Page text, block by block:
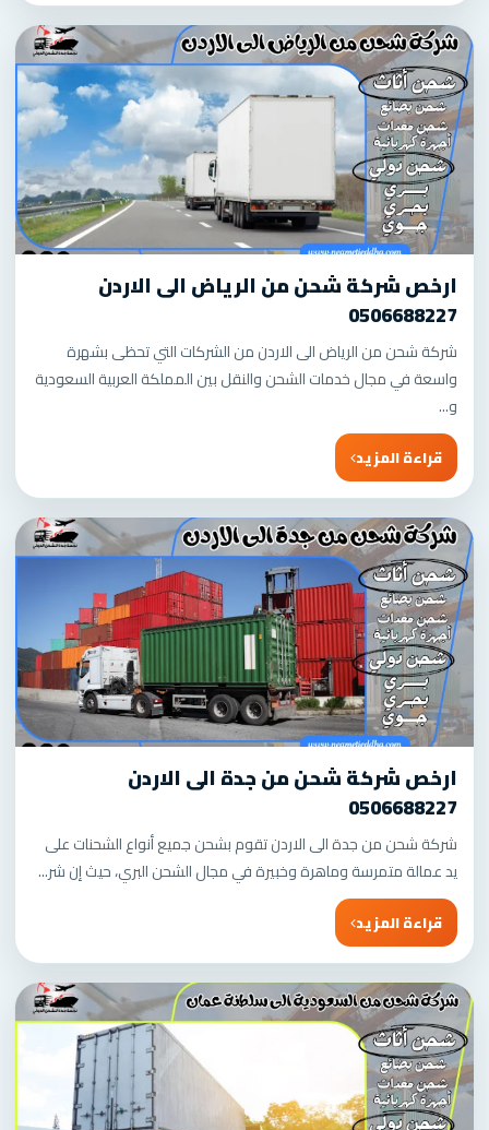
ارخص شركة شحن من الرياض الى الاردن
0506688227
شركة شحن من الرياض الى الاردن من الشركات التي تحظى بشهرة
واسعة في مجال خدمات الشحن والنقل بين المملكة العربية السعودية
و...
قراءة المزيد
ارخص شركة شحن من جدة الى الاردن
0506688227
شركة شحن من جدة الى الاردن تقوم بشحن جميع أنواع الشحنات على
يد عمالة متمرسة وماهرة وخبيرة في مجال الشحن البري، حيث إن شر...
قراءة المزيد